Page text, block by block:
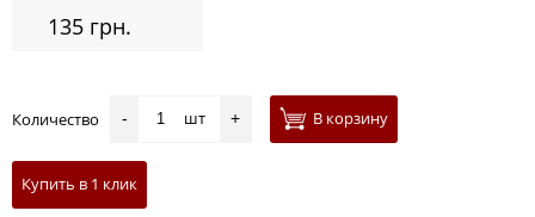
135 грн.
Количество - шт + В корзину
Купить в 1 клик